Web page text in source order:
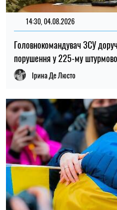
14:30, 04.08.2026
Головнокомандувач ЗСУ
порушення у 225-му
Ірина Де Люсто